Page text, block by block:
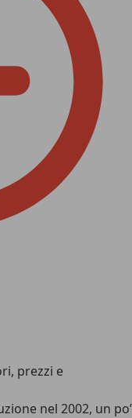
prezzi e
nel 2002, un po’